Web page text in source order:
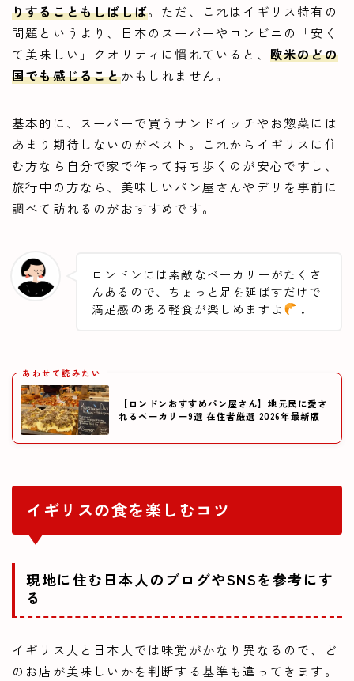
りすることもしばしば。ただ、これはイギリス特有の
問題というより、日本のスーパーやコンビニの「安く
て美味しい」クオリティに慣れていると、 欧米のどの
国でも感じることかもしれません。
基本的に、スーパーで買うサンドイッチやお惣菜には
あまり期待しないのがベスト。これからイギリスに住
む方なら自分で家で作って持ち歩くのが安心ですし、
旅行中の方なら、美味しいパン屋さんやデリを事前に
調べて訪れるのがおすすめです。
ロンドンには素敵なベーカリーがたくさ
んあるので、ちょっと足を延ばすだけで
満足感のある軽食が楽しめますよ
↓
あわせて読みたい
【ロンドンおすすめパン屋さん】地元民に愛さ
れるベーカリー9選 在住者厳選 2026年最新版
イギリスの食を楽しむコツ
現地に住む日本人のブログやSNSを参考にす
る
イギリス人と日本人では味覚がかなり異なるので、ど
のお店が美味しいかを判断する基準も違ってきます。